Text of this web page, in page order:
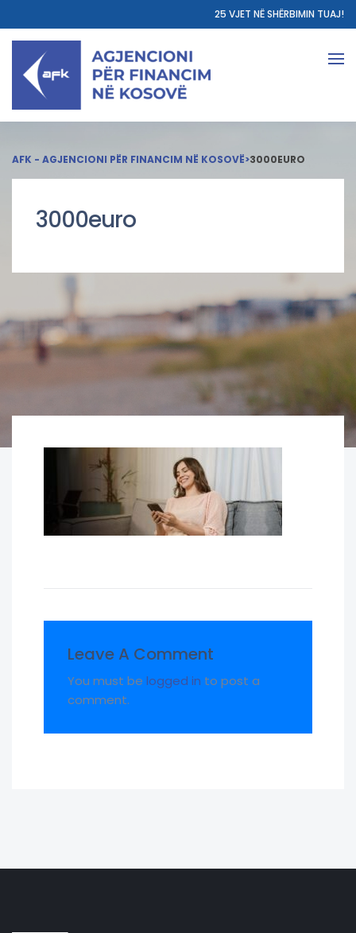
25 VJET NË SHËRBIMIN TUAJ!
AFK - AGJENCIONI PËR FINANCIM NË KOSOVË>3000EURO
3000euro
Leave A Comment
You must be logged in to post a
comment.